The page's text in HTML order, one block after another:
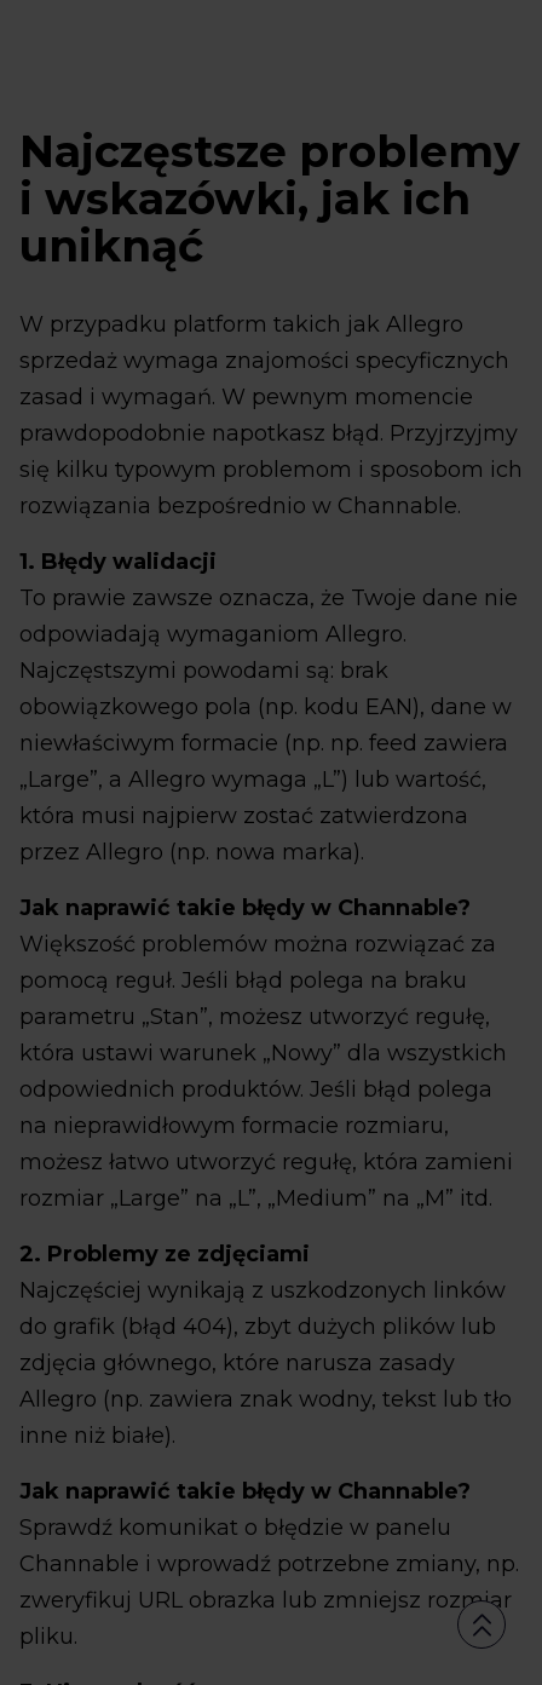
Najczęstsze problemy
i wskazówki, jak ich
uniknąć
W przypadku platform takich jak Allegro
sprzedaż wymaga znajomości specyficznych
zasad i wymagań. W pewnym momencie
prawdopodobnie napotkasz błąd. Przyjrzyjmy
się kilku typowym problemom i sposobom ich
rozwiązania bezpośrednio w Channable.
1. Błędy walidacji
To prawie zawsze oznacza, że Twoje dane nie
odpowiadają wymaganiom Allegro.
Najczęstszymi powodami są: brak
obowiązkowego pola (np. kodu EAN), dane w
niewłaściwym formacie (np. np. feed zawiera
„Large”, a Allegro wymaga „L”) lub wartość,
która musi najpierw zostać zatwierdzona
przez Allegro (np. nowa marka).
Jak naprawić takie błędy w Channable?
Większość problemów można rozwiązać za
pomocą reguł. Jeśli błąd polega na braku
parametru „Stan”, możesz utworzyć regułę,
która ustawi warunek „Nowy” dla wszystkich
odpowiednich produktów. Jeśli błąd polega
na nieprawidłowym formacie rozmiaru,
możesz łatwo utworzyć regułę, która zamieni
rozmiar „Large” na „L”, „Medium” na „M” itd.
2. Problemy ze zdjęciami
Najczęściej wynikają z uszkodzonych linków
do grafik (błąd 404), zbyt dużych plików lub
zdjęcia głównego, które narusza zasady
Allegro (np. zawiera znak wodny, tekst lub tło
inne niż białe).
Jak naprawić takie błędy w Channable?
Sprawdź komunikat o błędzie w panelu
Channable i wprowadź potrzebne zmiany, np.
zweryfikuj URL obrazka lub zmniejsz rozmiar
pliku.